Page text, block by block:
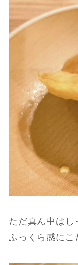
ただ真ん中は
ふっくら感にこ